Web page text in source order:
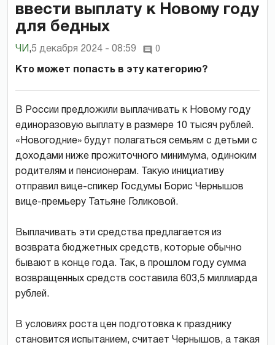
ввести выплату к Новому году
для бедных
ЧИ ,5 декабря 2024 - 08:59 0
Кто может попасть в эту категорию?
В России предложили выплачивать к Новому году
единоразовую выплату в размере 10 тысяч рублей.
«Новогодние» будут полагаться семьям с детьми с
доходами ниже прожиточного минимума, одиноким
родителям и пенсионерам. Такую инициативу
отправил вице-спикер Госдумы Борис Чернышов
вице-премьеру Татьяне Голиковой.
Выплачивать эти средства предлагается из
возврата бюджетных средств, которые обычно
бывают в конце года. Так, в прошлом году сумма
возвращенных средств составила 603,5 миллиарда
рублей.
В условиях роста цен подготовка к празднику
становится испытанием, считает Чернышов, а такая